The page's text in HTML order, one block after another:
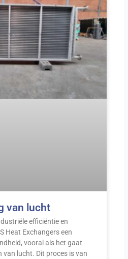
van lucht
efficiëntie en
Heat Exchangers een
vooral als het gaat
lucht. Dit proces is van